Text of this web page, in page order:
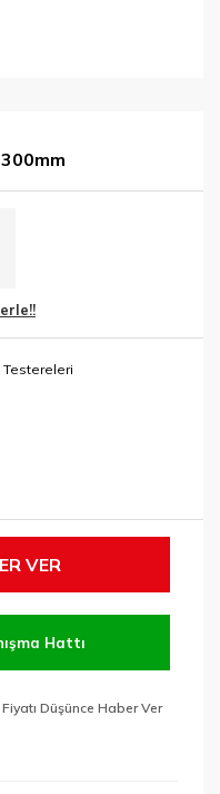
Testereleri
VER
Hattı
Fiyatı Düşünce Haber Ver